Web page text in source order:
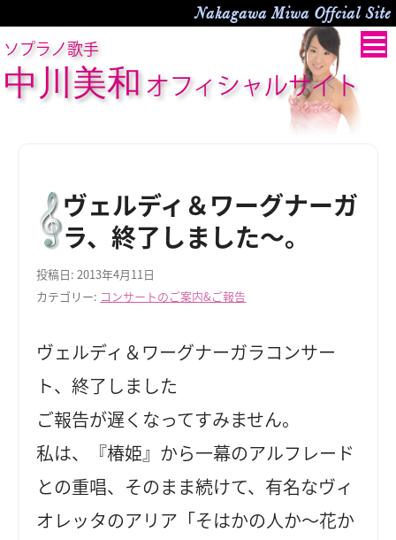
Nakagawa Miwa Offcial Site
ソプラノ歌手
中川美和 オフィシャルサイト
ヴェルディ＆ワーグナーガ
ラ、終了しました～。
投稿日:2013年4月11日
カテゴリー: コンサートのご案内&ご報告
ヴェルディ＆ワーグナーガラコンサー
ト、終了しました
ご報告が遅くなってすみません。
私は、『椿姫』から一幕のアルフレード
との重唱、そのまま続けて、有名なヴィ
オレッタのアリア「そはかの人か～花か